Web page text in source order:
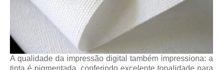
A qualidade da impressão digital também impressiona: a
tinta é pigmentada, conferindo excelente tonalidade para